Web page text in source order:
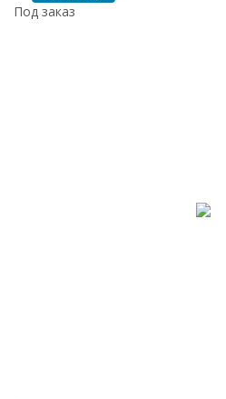
Под заказ